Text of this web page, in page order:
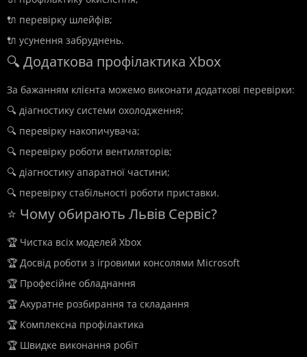
🔌 перевірку шлейфів;
🔌 усунення забруднень.
🔍 Додаткова профілактика Xbox
За бажанням клієнта можемо виконати додаткові перевірки:
🔍 діагностику системи охолодження;
🔍 перевірку накопичувача;
🔍 перевірку роботи вентиляторів;
🔍 діагностику апаратної частини;
🔍 перевірку стабільності роботи приставки.
⭐ Чому обирають Львів Сервіс?
🏆 Чистка всіх моделей Xbox
🏆 Досвід роботи з ігровими консолями Microsoft
🏆 Професійне обладнання
🏆 Акуратне розбирання та складання
🏆 Комплексна профілактика
🏆 Швидке виконання робіт